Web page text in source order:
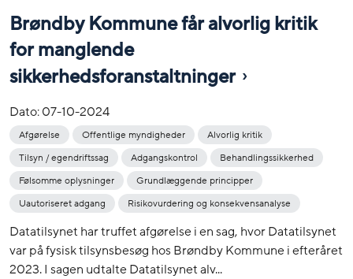
Brøndby Kommune får alvorlig kritik
for manglende
sikkerhedsforanstaltninger
Dato:07-10-2024
Afgørelse Offentlige myndigheder
Alvorlig kritik
Tilsyn / egendriftssag
Adgangskontrol
Behandlingssikkerhed
Følsomme oplysninger
Grundlæggende principper
Uautoriseret adgang
Risikovurdering og konsekvensanalyse
Datatilsynet har truffet afgørelse i en sag, hvor Datatilsynet
var på fysisk tilsynsbesøg hos Brøndby Kommune i efteråret
2023. I sagen udtalte Datatilsynet alv...